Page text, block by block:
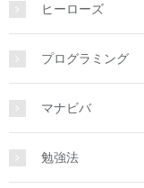
ヒーローズ
プログラミング
マナビバ
勉強法